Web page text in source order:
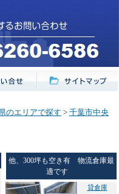
のエリアで探す > 千葉市中央
他、300坪も空き有 物流倉庫最
適です
貸倉庫